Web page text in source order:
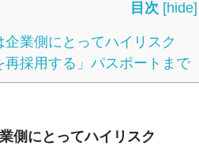
目次 [hide]
企業側にとってハイリスク
再採用する」パスポートまで
側にとってハイリスク